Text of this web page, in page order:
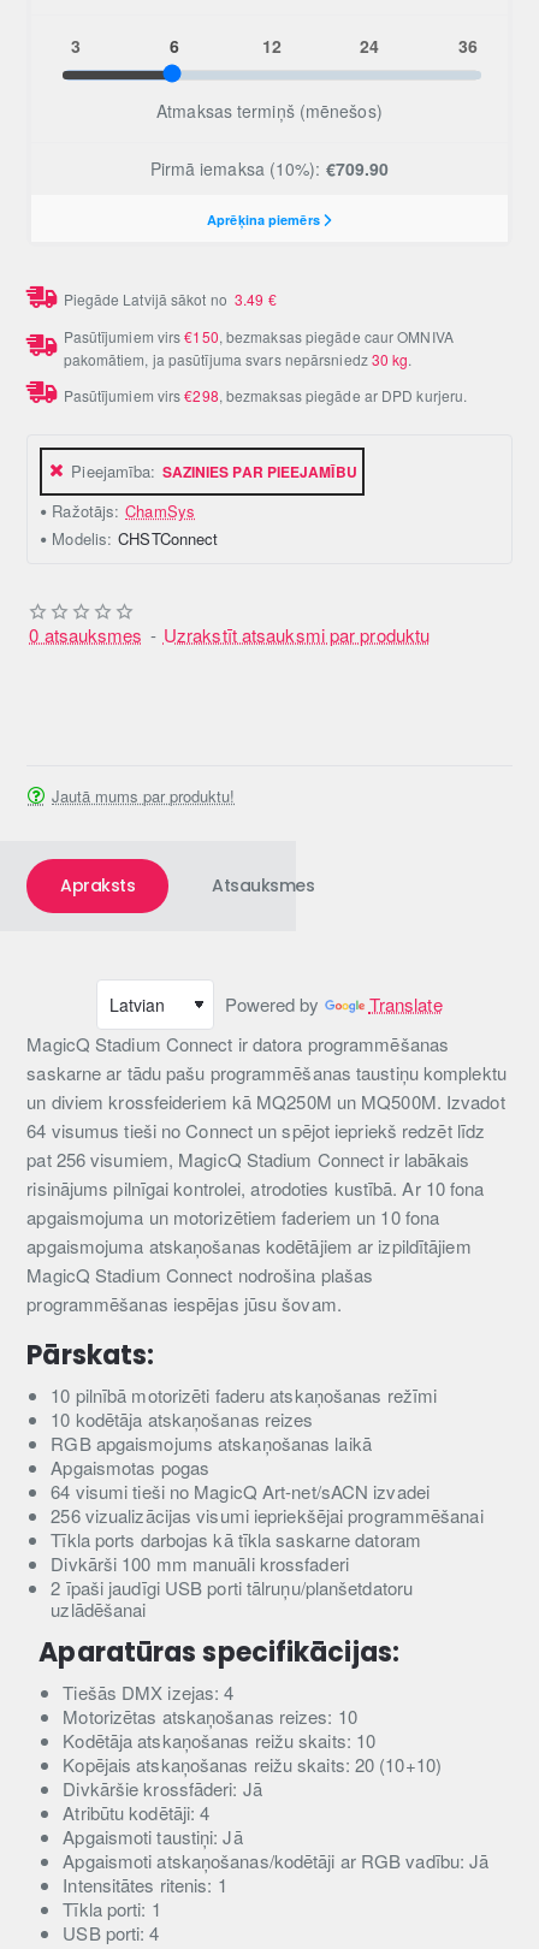
Pieejamība: SAZINIES PAR PIEEJAMĪBU
Ražotājs: ChamSys
Modelis: CHSTConnect
0 atsauksmes - Uzrakstīt atsauksmi par produktu
Piegāde Latvijā sākot no3.49 €
Pasūtījumiem virs€150, bezmaksas piegāde caur OMNIVA
pakomātiem, ja pasūtījuma svars nepārsniedz30 kg.
Pasūtījumiem virs€298, bezmaksas piegāde ar DPD kurjeru.
Jautā mums par produktu!
Apraksts Atsauksmes
Powered by
Translate
MagicQ Stadium Connect ir datora programmēšanas
saskarne ar tādu pašu programmēšanas taustiņu komplektu
un diviem krossfeideriem kā MQ250M un MQ500M. Izvadot
64 visumus tieši no Connect un spējot iepriekš redzēt līdz
pat 256 visumiem, MagicQ Stadium Connect ir labākais
risinājums pilnīgai kontrolei, atrodoties kustībā. Ar 10 fona
apgaismojuma un motorizētiem faderiem un 10 fona
apgaismojuma atskaņošanas kodētājiem ar izpildītājiem
MagicQ Stadium Connect nodrošina plašas
programmēšanas iespējas jūsu šovam.
Pārskats:
10 pilnībā motorizēti faderu atskaņošanas režīmi
10 kodētāja atskaņošanas reizes
RGB apgaismojums atskaņošanas laikā
Apgaismotas pogas
64 visumi tieši no MagicQ Art-net/sACN izvadei
256 vizualizācijas visumi iepriekšējai programmēšanai
Tīkla ports darbojas kā tīkla saskarne datoram
Divkārši 100 mm manuāli krossfaderi
2 īpaši jaudīgi USB porti tālruņu/planšetdatoru
uzlādēšanai
Aparatūras specifikācijas:
Tiešās DMX izejas: 4
Motorizētas atskaņošanas reizes: 10
Kodētāja atskaņošanas reižu skaits: 10
Kopējais atskaņošanas reižu skaits: 20 (10+10)
Divkāršie krossfāderi: Jā
Atribūtu kodētāji: 4
Apgaismoti taustiņi: Jā
Apgaismoti atskaņošanas/kodētāji ar RGB vadību: Jā
Intensitātes ritenis: 1
Tīkla porti: 1
USB porti: 4